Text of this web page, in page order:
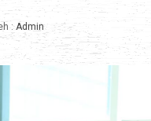
: Admin